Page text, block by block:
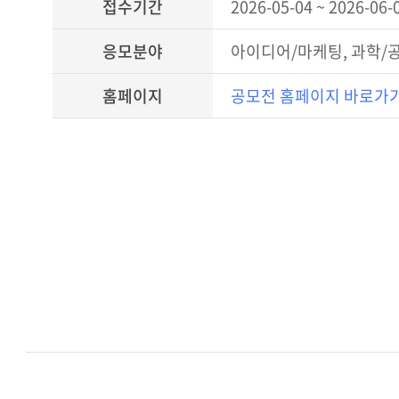
접수기간
2026-05-04 ~ 2026-06-
응모분야
아이디어/마케팅, 과학/
홈페이지
공모전 홈페이지 바로가